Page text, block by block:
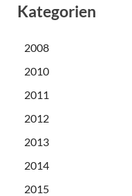
Kategorien
2008
2010
2011
2012
2013
2014
2015